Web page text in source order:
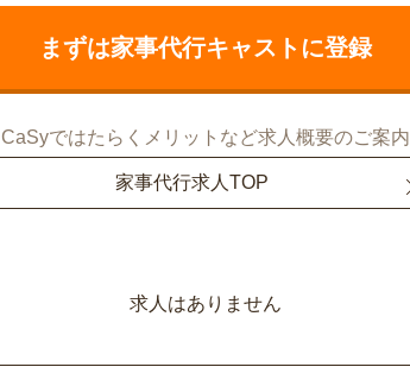
まずは家事代行キャストに登録
CaSyではたらくメリットなど求人概要のご案内
家事代行求人TOP
求人はありません